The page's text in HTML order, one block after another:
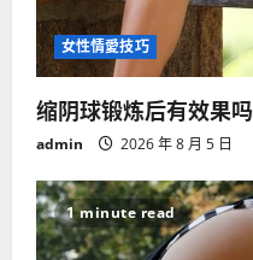
女性情愛技巧
缩阴球锻炼后有效果吗
admin 2026 年 8 月 5 日
1 minute read